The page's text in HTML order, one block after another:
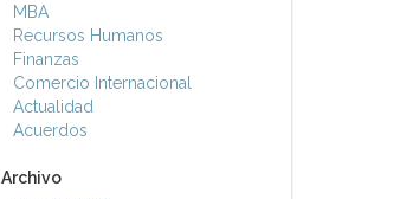
MBA
Recursos Humanos
Finanzas
Comercio Internacional
Actualidad
Acuerdos
Archivo